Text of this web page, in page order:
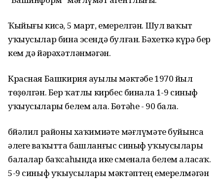
Ҡыйығы кисә, 5 март, емерелгән. Шул ваҡыт
уҡыусылар бина эсендә булған. Бәхеткә күрә бер
кем дә йәрәхәтләнмәгән.
Красная Башкирия ауылы мәктәбе 1970 йыл
төҙөлгән. Бер ҡатлы кирбес бинала 1-9 синыф
уҡыусылары белем ала. Бөтәһе - 90 бала.
Әбйәлил районы хаҡимиәте мәғлүмәте буйынса
әлеге ваҡытта башланғыс синыф уҡыусылары
балалар баҡсаһында ике сменала белем аласаҡ.
5-9 синыф уҡыусылары мәктәптең емерелмәгән